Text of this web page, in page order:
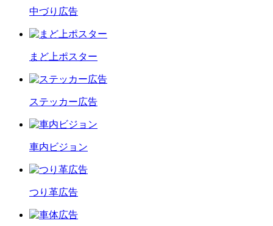
中づり広告
まど上ポスター
ステッカー広告
車内ビジョン
つり革広告